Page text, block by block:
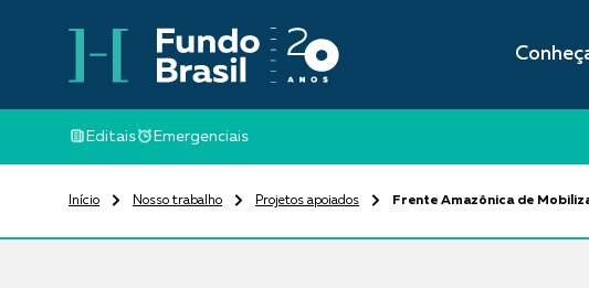
Editais Emergenciais
Início Nosso trabalho Projetos apoiados Frente Amazônica de